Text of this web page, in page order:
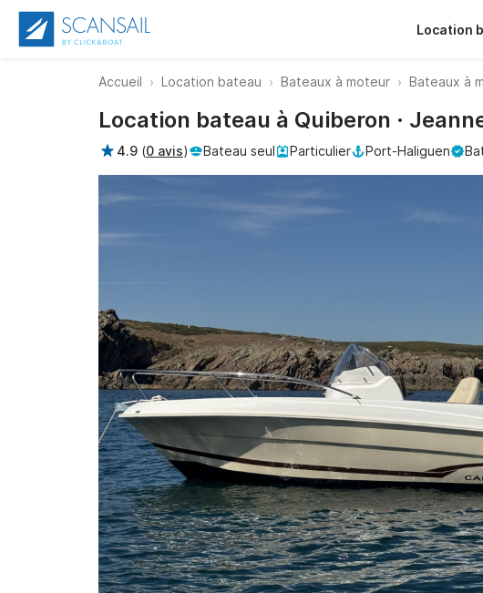
Location
Accueil Location bateau Bateaux à moteur Bateaux à
Location bateau à Quiberon ·
4.9 (0 avis) Bateau seul Particulier Port-Haliguen